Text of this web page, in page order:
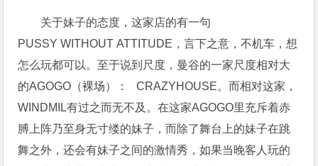
关于妹子的态度，这家店的有一句
PUSSY WITHOUT ATTITUDE，言下之意，不机车，想
怎么玩都可以。至于说到尺度，曼谷的一家尺度相对大
的AGOGO（裸场）： CRAZYHOUSE。而相对这家，
WINDMIL有过之而无不及。在这家AGOGO里充斥着赤
膊上阵乃至身无寸缕的妹子，而除了舞台上的妹子在跳
舞之外，还会有妹子之间的激情秀，如果当晚客人玩的